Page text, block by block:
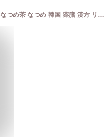
[OKENBI] 私のゆったり時間 なつめティー 10パック入り / 無添加 なつめ茶 なつめ 韓国 薬膳 漢方 リラックス ティーバッグ